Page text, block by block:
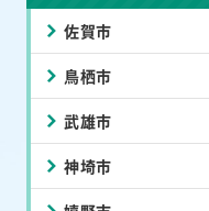
佐賀市
鳥栖市
武雄市
神埼市